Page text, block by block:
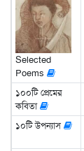
Selected
Poems
১০০টি প্রেমের
কবিতা
১০টি উপন্যাস